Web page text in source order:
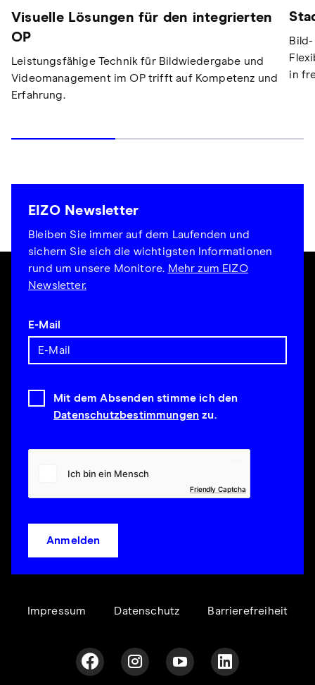
Visuelle Lösungen für den integrierten
OP
Leistungsfähige Technik für Bildwiedergabe und
Videomanagement im OP trifft auf Kompetenz und
Erfahrung.
in
EIZO Newsletter
Bleiben Sie immer auf dem Laufenden und
sichern Sie sich die wichtigsten Informationen
rund um unsere Monitore. Mehr zum EIZO
Newsletter.
E-Mail
Mit dem Absenden stimme ich den
Datenschutzbestimmungen zu.
Friendly Captcha
Anmelden
Impressum Datenschutz Barrierefreiheit